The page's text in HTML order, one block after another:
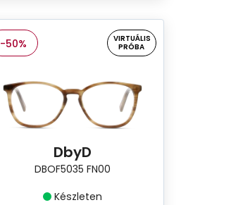
-50%
VIRTUÁLIS
PRÓBA
DbyD
DBOF5035 FN00
Készleten